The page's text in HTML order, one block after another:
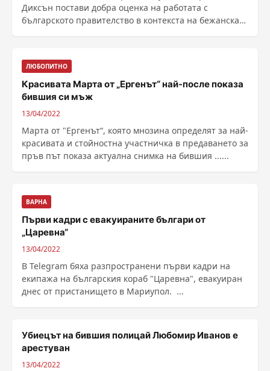
Диксън постави добра оценка на работата с
българското правителство в контекста на бежанската
ЛЮБОПИТНО
Красивата Марта от „Ергенът“ най-после показа
бившия си мъж
13/04/2022
Марта от "Ергенът“, която мнозина определят за най-
красивата и стойностна участничка в предаването за
пръв път показа актуална снимка на бившия ......
ВАРНА
Първи кадри с евакуираните българи от
„Царевна“
13/04/2022
В Telegram бяха разпространени първи кадри на
екипажа на българския кораб "Царевна", евакуиран
днес от пристанището в Мариупол. ...
Убиецът на бившия полицай Любомир Иванов е
арестуван
13/04/2022